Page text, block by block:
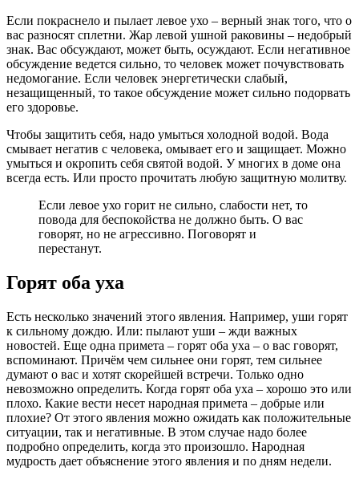
Если покраснело и пылает левое ухо – верный знак того, что о
вас разносят сплетни. Жар левой ушной раковины – недобрый
знак. Вас обсуждают, может быть, осуждают. Если негативное
обсуждение ведется сильно, то человек может почувствовать
недомогание. Если человек энергетически слабый,
незащищенный, то такое обсуждение может сильно подорвать
его здоровье.
Чтобы защитить себя, надо умыться холодной водой. Вода
смывает негатив с человека, омывает его и защищает. Можно
умыться и окропить себя святой водой. У многих в доме она
всегда есть. Или просто прочитать любую защитную молитву.
Если левое ухо горит не сильно, слабости нет, то
повода для беспокойства не должно быть. О вас
говорят, но не агрессивно. Поговорят и
перестанут.
Горят оба уха
Есть несколько значений этого явления. Например, уши горят
к сильному дождю. Или: пылают уши – жди важных
новостей. Еще одна примета – горят оба уха – о вас говорят,
вспоминают. Причём чем сильнее они горят, тем сильнее
думают о вас и хотят скорейшей встречи. Только одно
невозможно определить. Когда горят оба уха – хорошо это или
плохо. Какие вести несет народная примета – добрые или
плохие? От этого явления можно ожидать как положительные
ситуации, так и негативные. В этом случае надо более
подробно определить, когда это произошло. Народная
мудрость дает объяснение этого явления и по дням недели.